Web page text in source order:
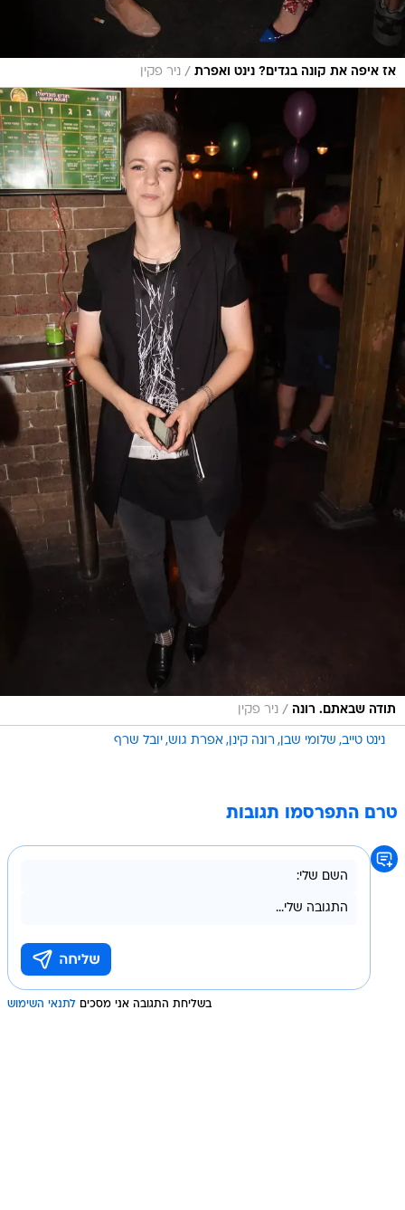
אז איפה את קונה בגדים? נינט ואפרת / ניר פקין
תודה שבאתם. רונה / ניר פקין
נינט טייב שלומי שבן רונה קינן אפרת גוש יובל שרף
טרם התפרסמו תגובות
בשליחת התגובה אני מסכים לתנאי השימוש